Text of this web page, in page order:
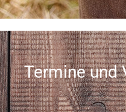
Termine und